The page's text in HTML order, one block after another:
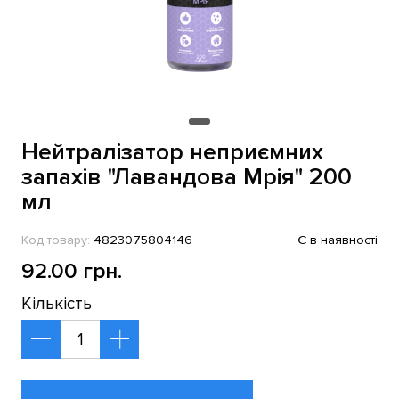
Нейтралізатор неприємних
запахів "Лавандова Мрія" 200
мл
Код товару: 4823075804146 Є в наявності
92.00 грн.
Кількість